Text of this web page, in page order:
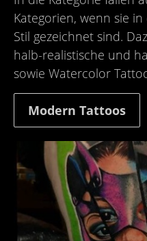
Kategorien, wenn sie
Stil gezeichnet sind.
halb-realistische und
sowie Watercolor
Modern Tattoos